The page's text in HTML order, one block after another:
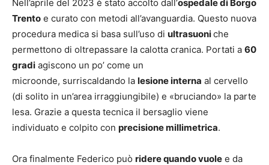
Nell’aprile del 2023 è stato accolto dall’ospedale di Borgo
Trento e curato con metodi all’avanguardia. Questo nuova
procedura medica si basa sull’uso di ultrasuoniche
permettono di oltrepassare la calotta cranica. Portati a 60
gradi agiscono un po’ come un
microonde, surriscaldando la lesione interna al cervello
(di solito in un’area irraggiungibile) e «bruciando» la parte
lesa. Grazie a questa tecnica il bersaglio viene
individuato e colpito con precisione millimetrica.
Ora finalmente Federico può ridere quando vuole e da